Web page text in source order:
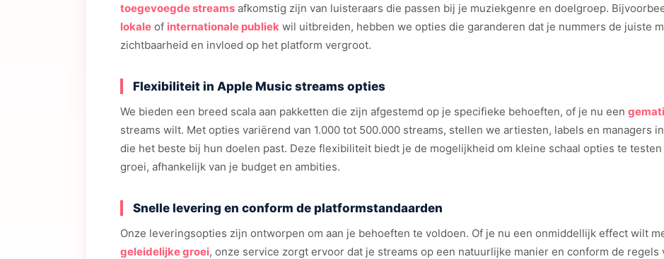
toegevoegde streams afkomstig zijn van luisteraars die passen bij je muziekgenre en doelgroep.
lokale of internationale publiek wil uitbreiden, hebben we opties die garanderen dat je nummers de juiste
zichtbaarheid en invloed op het platform vergroot.
Flexibiliteit in Apple Music streams opties
We bieden een breed scala aan pakketten die zijn afgestemd op je specifieke behoeften, of je nu een
streams wilt. Met opties variërend van 1.000 tot 500.000 streams, stellen we artiesten, labels en managers
die het beste bij hun doelen past. Deze flexibiliteit biedt je de mogelijkheid om kleine schaal opties te
groei, afhankelijk van je budget en ambities.
Snelle levering en conform de platformstandaarden
Onze leveringsopties zijn ontworpen om aan je behoeften te voldoen. Of je nu een onmiddellijk effect wilt
geleidelijke groei, onze service zorgt ervoor dat je streams op een natuurlijke manier en conform de regels